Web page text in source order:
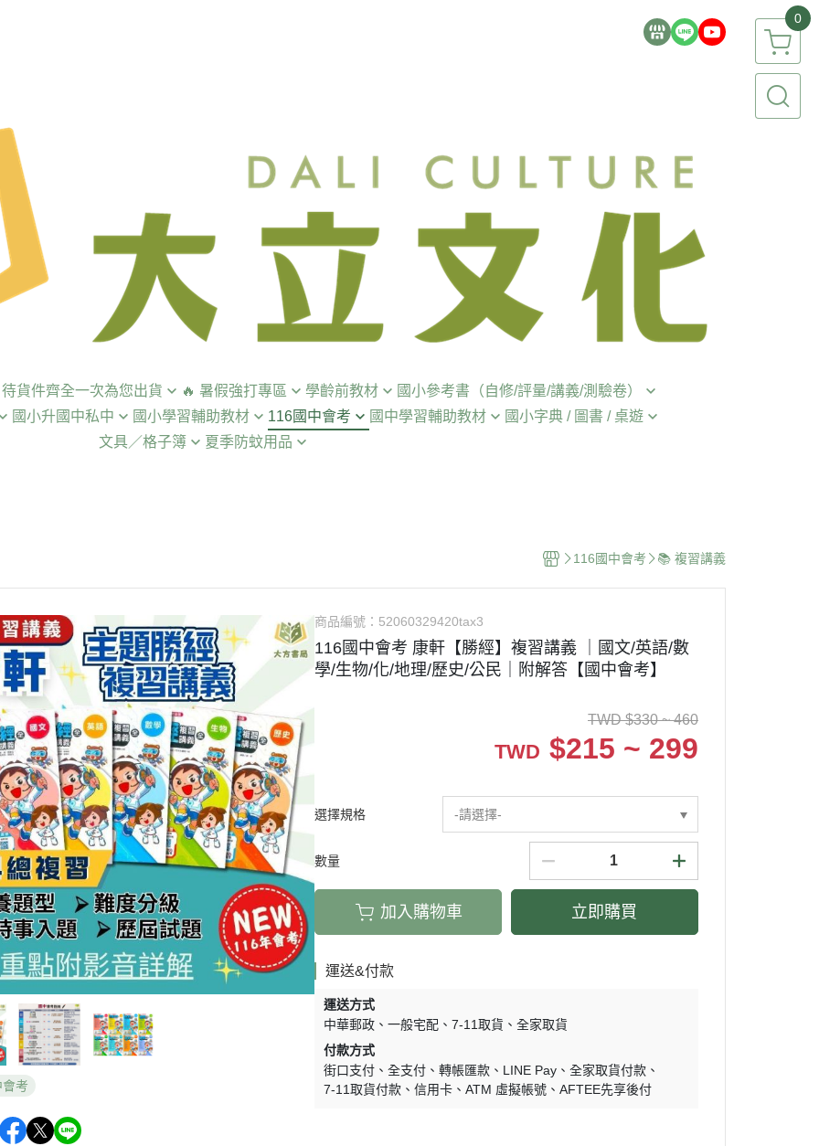
0
貨件齊全一次為您出貨 🔥 暑假強打專區 學齡前教材
📝 注音／國語
國小參考書（自修/評量/講義/測驗卷）
國小升國中私中 國小學習輔助教材
🧩 數學 ➡ 推理/智力測驗
🏆 數學 ➡ 奧林匹克
🔬 自然/音樂
116國中會考 國中學習輔助教材 國小字典 / 圖書 / 桌遊
文具／格子簿 夏季防蚊用品
116國中會考 📚 複習講義
考
商品編號： 52060329420tax3
116國中會考 康軒【勝經】複習講義 ｜國文/英語/數
學/生物/化/地理/歷史/公民｜附解答【國中會考】
TWD $330 ~ 460
TWD $215 ~ 299
選擇規格 -請選擇-
數量
加入購物車 立即購買
運送&付款
運送方式
中華郵政
一般宅配 7-11取貨
全家取貨
付款方式
街口支付
全支付 轉帳匯款 LINE Pay
全家取貨付款
7-11取貨付款
信用卡 ATM 虛擬帳號 AFTEE先享後付